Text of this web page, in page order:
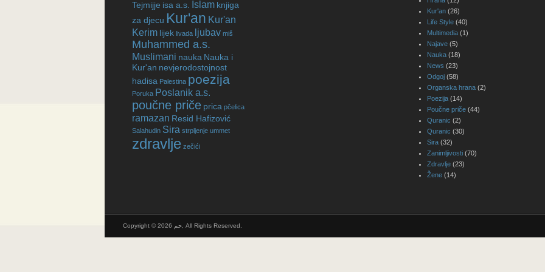
Tejmijje isa a.s. Islam knjiga
za djecu Kur'an Kur'an
Kerim lijek livada ljubav miš
Muhammed a.s.
Muslimani nauka Nauka i
Kur'an nevjerodostojnost
hadisa Palestina poezija
Poruka Poslanik a.s.
poučne priče prica pčelica
ramazan Resid Hafizović
Salahudin Sira strpljenje ummet
zdravlje zečići
Kur'an (26)
Life Style (40)
Multimedia (1)
Najave (5)
Nauka (18)
News (23)
Odgoj (58)
Organska hrana (2)
Poezija (14)
Poučne priče (44)
Quranic (2)
Quranic (30)
Sira (32)
Zanimljivosti (70)
Zdravlje (23)
Žene (14)
Copyright © 2026 حم, All Rights Reserved.